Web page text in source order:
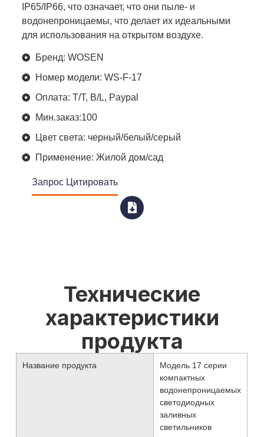
IP65/IP66, что означает, что они пыле- и
водонепроницаемы, что делает их идеальными
для использования на открытом воздухе.
Бренд: WOSEN
Номер модели: WS-F-17
Оплата: T/T, B/L, Paypal
Мин.заказ:100
Цвет света: черный/белый/серый
Применение: Жилой дом/сад
Запрос Цитировать
Технические
характеристики
продукта
Название продукта
Модель 17 серии
компактных
водонепроницаемых
светодиодных
заливных
светильников